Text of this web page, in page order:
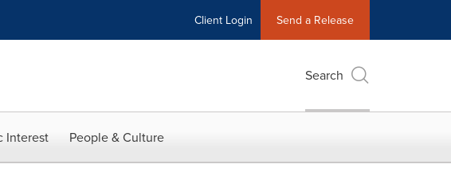
Client Login Send a Release
Search
Interest People & Culture